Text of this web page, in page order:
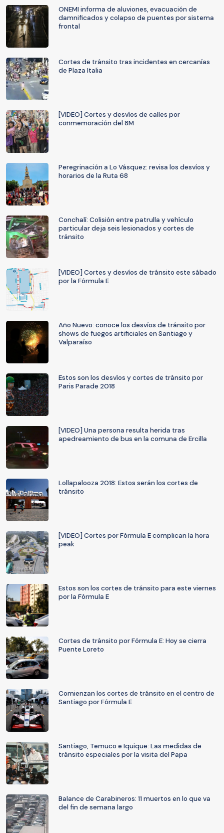
ONEMI informa de aluviones, evacuación de
damnificados y colapso de puentes por sistema
frontal
Cortes de tránsito tras incidentes en cercanías
de Plaza Italia
[VIDEO] Cortes y desvíos de calles por
conmemoración del 8M
Peregrinación a Lo Vásquez: revisa los desvíos y
horarios de la Ruta 68
Conchalí: Colisión entre patrulla y vehículo
particular deja seis lesionados y cortes de
tránsito
[VIDEO] Cortes y desvíos de tránsito este sábado
por la Fórmula E
Año Nuevo: conoce los desvíos de tránsito por
shows de fuegos artificiales en Santiago y
Valparaíso
Estos son los desvíos y cortes de tránsito por
Paris Parade 2018
[VIDEO] Una persona resulta herida tras
apedreamiento de bus en la comuna de Ercilla
Lollapalooza 2018: Estos serán los cortes de
tránsito
[VIDEO] Cortes por Fórmula E complican la hora
peak
Estos son los cortes de tránsito para este viernes
por la Fórmula E
Cortes de tránsito por Fórmula E: Hoy se cierra
Puente Loreto
Comienzan los cortes de tránsito en el centro de
Santiago por Fórmula E
Santiago, Temuco e Iquique: Las medidas de
tránsito especiales por la visita del Papa
Balance de Carabineros: 11 muertos en lo que va
del fin de semana largo